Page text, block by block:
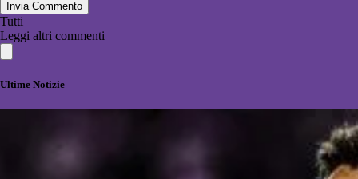
Invia Commento
Tutti
Leggi altri commenti
Ultime Notizie